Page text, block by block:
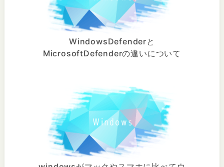
WindowsDefenderと
MicrosoftDefenderの違いについて